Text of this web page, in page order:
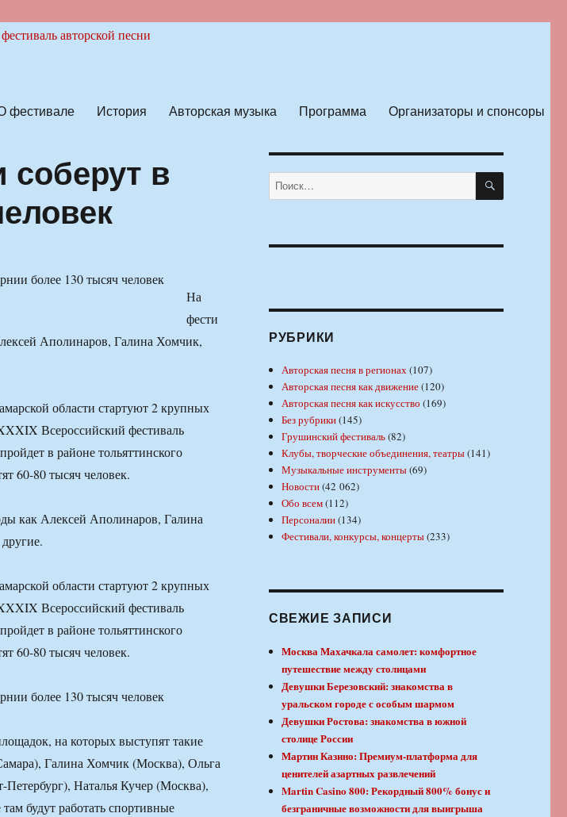
фестивале История Авторская музыка Программа Организаторы и спонсоры
соберут в
На
фести
Аполинаров, Галина Хомчик,
области стартуют 2 крупных
Всероссийский фестиваль
в районе тольяттинского
60-80 тысяч человек.
как Алексей Аполинаров, Галина
области стартуют 2 крупных
Всероссийский фестиваль
в районе тольяттинского
60-80 тысяч человек.
на которых выступят такие
Галина Хомчик (Москва), Ольга
Наталья Кучер (Москва),
будут работать спортивные
Искать: ПОИСК
РУБРИКИ
Авторская песня в регионах(107)
Авторская песня как движение(120)
Авторская песня как искусство (169)
Без рубрики(145)
Грушинский фестиваль(82)
Клубы, творческие объединения, театры(141)
Музыкальные инструменты(69)
Новости(42 062)
Обо всем(112)
Персоналии(134)
Фестивали, конкурсы, концерты(233)
СВЕЖИЕ ЗАПИСИ
Москва Махачкала самолет: комфортное
путешествие между столицами
Девушки Березовский: знакомства в
уральском городе с особым шармом
Девушки Ростова: знакомства в южной
столице России
Мартин Казино: Премиум-платформа для
ценителей азартных развлечений
Martin Casino 800: Рекордный 800% бонус и
безграничные возможности для выигрыша